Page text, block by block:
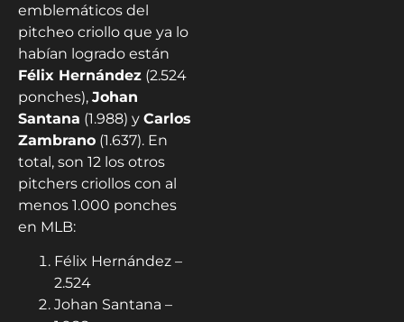
emblemáticos del
pitcheo criollo que ya lo
habían logrado están
Félix Hernández (2.524
ponches), Johan
Santana (1.988) y Carlos
Zambrano (1.637)​. En
total, son 12 los otros
pitchers criollos con al
menos 1.000 ponches
en MLB:
Félix Hernández –
2.524​
Johan Santana –